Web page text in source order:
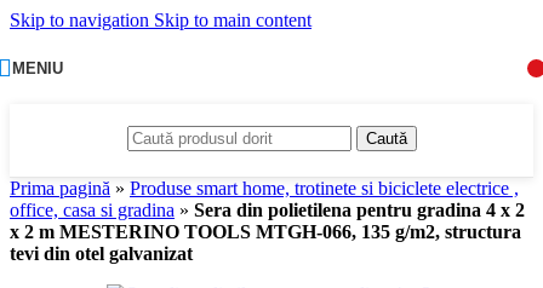
Skip to navigation Skip to main content
MENIU
Caută
Prima pagină » Produse smart home, trotinete si biciclete electrice ,
office, casa si gradina » Sera din polietilena pentru gradina 4 x 2
x 2 m MESTERINO TOOLS MTGH-066, 135 g/m2, structura
tevi din otel galvanizat